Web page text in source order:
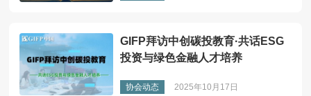
GIFP拜访中创碳投教育·共话ESG
投资与绿色金融人才培养
协会动态 2025年10月17日